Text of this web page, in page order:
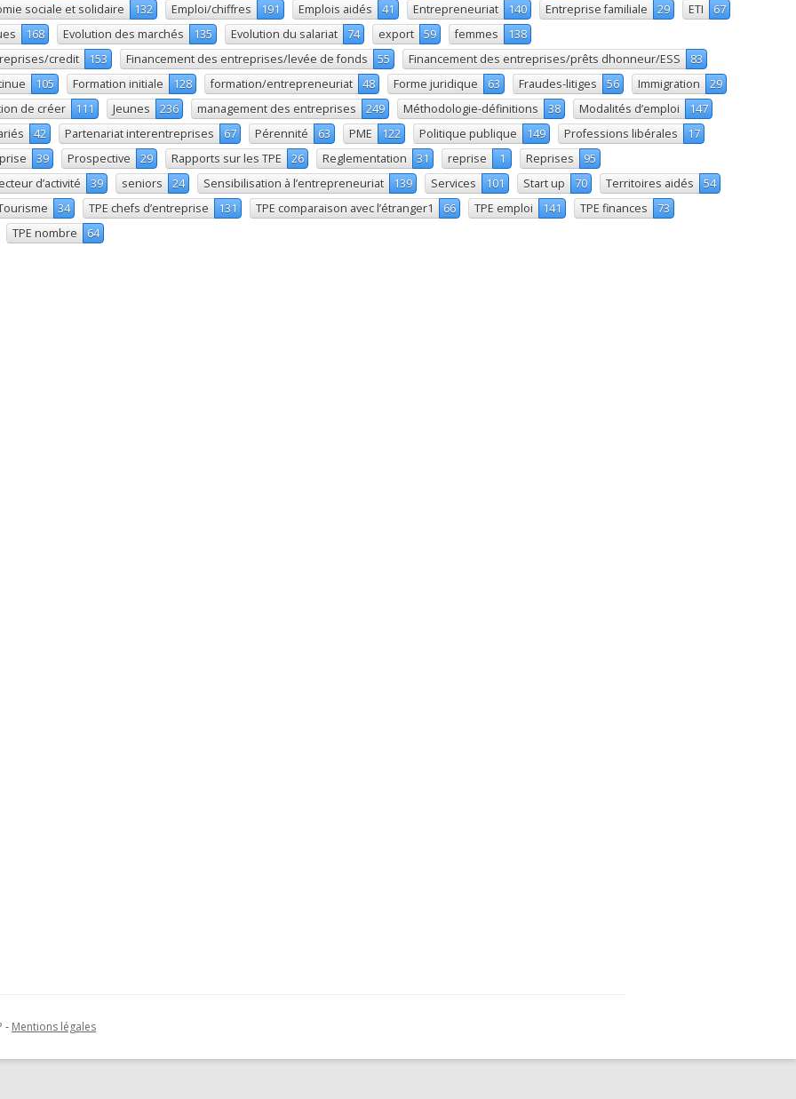
sociale et solidaire 132 Emploi/chiffres 191 Emplois aidés 41 Entrepreneuriat 140 Entreprise familiale 29 ETI
67
168 Evolution des marchés 135 Evolution du salariat 74 export 59 femmes
138
credit 153 Financement des entreprises/levée de fonds 55 Financement des entreprises/prêts dhonneur/ESS
83
105 Formation initiale 128 formation/entrepreneuriat 48 Forme juridique 63 Fraudes-litiges 56 Immigration
29
de créer 111 Jeunes 236 management des entreprises 249 Méthodologie-définitions 38 Modalités d’emploi
147
42 Partenariat interentreprises 67 Pérennité 63 PME 122 Politique publique 149 Professions libérales
17
39 Prospective 29 Rapports sur les TPE 26 Reglementation 31 reprise 1 Reprises
95
d’activité 39 seniors 24 Sensibilisation à l’entrepreneuriat 139 Services 101 Start up 70 Territoires aidés
54
34 TPE chefs d’entreprise 131 TPE comparaison avec l’étranger1 66 TPE emploi 141 TPE finances
73
TPE nombre 64
- Mentions légales